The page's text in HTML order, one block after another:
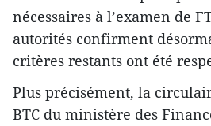
nécessaires à l’examen de
autorités confirment
critères restants ont été
Plus précisément, la
BTC du ministère des